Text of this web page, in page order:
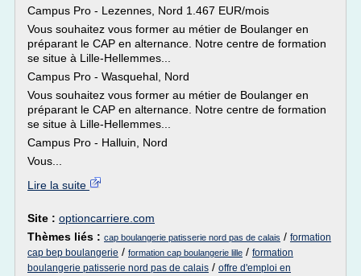
Campus Pro - Lezennes, Nord 1.467 EUR/mois
Vous souhaitez vous former au métier de Boulanger en
préparant le CAP en alternance. Notre centre de formation
se situe à Lille-Hellemmes...
Campus Pro - Wasquehal, Nord
Vous souhaitez vous former au métier de Boulanger en
préparant le CAP en alternance. Notre centre de formation
se situe à Lille-Hellemmes...
Campus Pro - Halluin, Nord
Vous...
Lire la suite
Site : optioncarriere.com
Thèmes liés : cap boulangerie patisserie nord pas de calais / formation
cap bep boulangerie / formation cap boulangerie lille / formation
boulangerie patisserie nord pas de calais / offre d'emploi en